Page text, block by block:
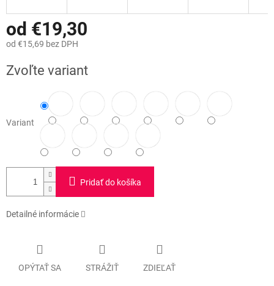
od €19,30
od €15,69 bez DPH
cena:
Zvoľte variant
Variant
Pridať do košíka
Detailné informácie
OPÝTAŤ SA STRÁŽIŤ ZDIEĽAŤ